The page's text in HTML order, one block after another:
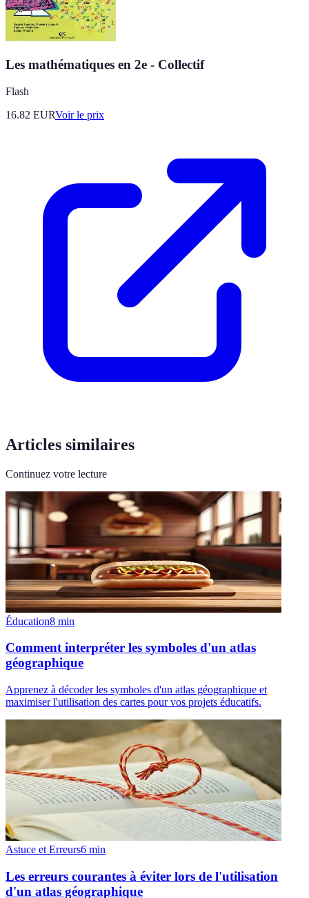
Les mathématiques en 2e - Collectif
Flash
16.82 EURVoir le prix
Articles similaires
Continuez votre lecture
Éducation8 min
Comment interpréter les symboles d'un atlas
géographique
Apprenez à décoder les symboles d'un atlas géographique et
maximiser l'utilisation des cartes pour vos projets éducatifs.
Astuce et Erreurs6 min
Les erreurs courantes à éviter lors de l'utilisation
d'un atlas géographique